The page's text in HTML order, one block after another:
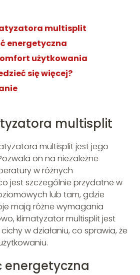
multisplit
energetyczna
użytkowania
się więcej?
multisplit
multisplit jest jego
on na niezależne
w różnych
jest szczególnie przydatne w
lub tam, gdzie
mają różne wymagania
klimatyzator multisplit jest
w działaniu, co sprawia, że
energetyczna